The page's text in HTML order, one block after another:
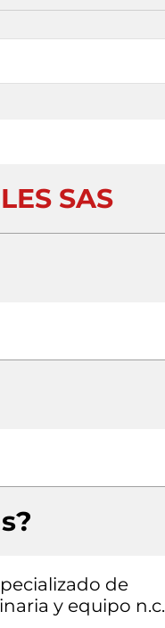
SAS
de
y equipo